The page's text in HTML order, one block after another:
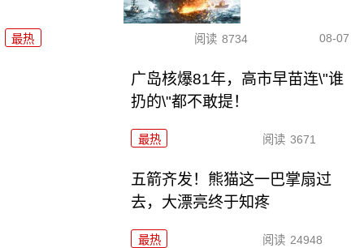
最热 阅读 8734 08-07
广岛核爆81年，高市早苗连\"谁
扔的\"都不敢提！
最热 阅读 3671
五箭齐发！熊猫这一巴掌扇过
去，大漂亮终于知疼
最热 阅读 24948